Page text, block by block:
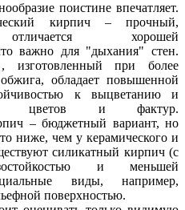
поистине впечатляет.
кирпич – прочный,
хорошей
важно для "дыхания" стен.
изготовленный при более
обладает повышенной
к выцветанию и
цветов и фактур.
– бюджетный вариант, но
ниже, чем у керамического и
силикатный кирпич (с
и меньшей
виды, например,
поверхностью.